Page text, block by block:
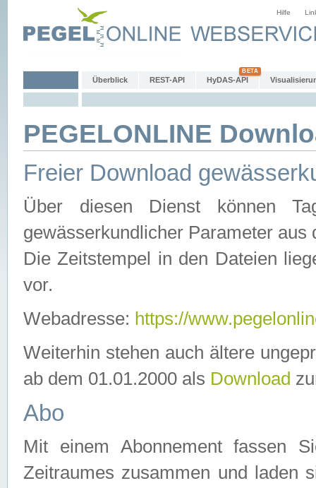
Hilfe
Überblick REST-API HyDAS-API
PEGELONLINE
Freier Download
Über diesen Dienst können
gewässerkundlicher Parameter aus
Die Zeitstempel in den Dateien
vor.
Webadresse: https://
Weiterhin stehen auch ältere
ab dem 01.01.2000 als Download
Abo
Mit einem Abonnement fassen
Zeitraumes zusammen und laden